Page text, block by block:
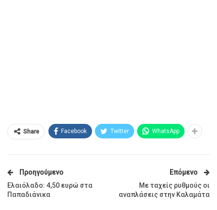
Share Facebook Twitter WhatsApp
Προηγούμενο
Ελαιόλαδο: 4,50 ευρώ στα
Παπαδιάνικα
Επόμενο
Με ταχείς ρυθμούς οι
αναπλάσεις στην Καλαμάτα